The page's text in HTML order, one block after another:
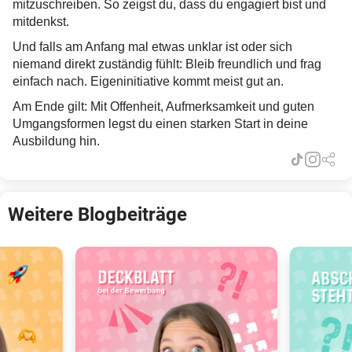
mitzuschreiben. So zeigst du, dass du engagiert bist und
mitdenkst.
Und falls am Anfang mal etwas unklar ist oder sich
niemand direkt zuständig fühlt: Bleib freundlich und frag
einfach nach. Eigeninitiative kommt meist gut an.
Am Ende gilt: Mit Offenheit, Aufmerksamkeit und guten
Umgangsformen legst du einen starken Start in deine
Ausbildung hin.
Weitere Blogbeiträge